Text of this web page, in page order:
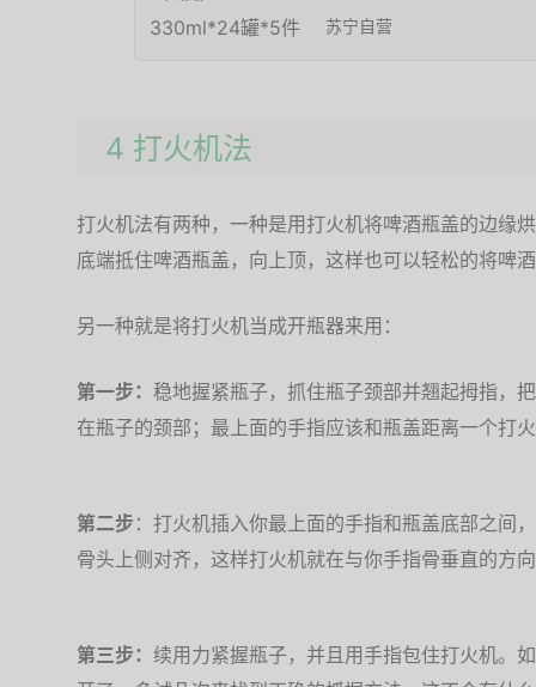
苏宁自营
4 打火机法
打火机法有两种，一种是用打火机将啤酒瓶盖的边缘
底端抵住啤酒瓶盖，向上顶，这样也可以轻松的将啤
另一种就是将打火机当成开瓶器来用：
第一步： 稳地握紧瓶子，抓住瓶子颈部并翘起拇指，
在瓶子的颈部；最上面的手指应该和瓶盖距离一个打
第二步 ：打火机插入你最上面的手指和瓶盖底部之间
骨头上侧对齐，这样打火机就在与你手指骨垂直的方
第三步： 续用力紧握瓶子，并且用手指包住打火机。